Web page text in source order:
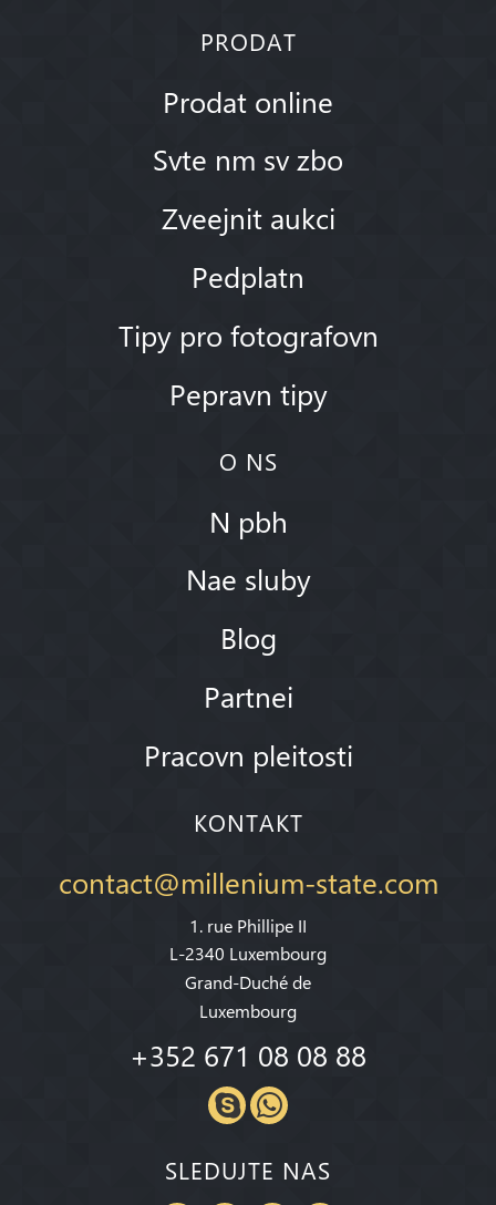
PRODAT
Prodat online
Svte nm sv zbo
Zveejnit aukci
Pedplatn
Tipy pro fotografovn
Pepravn tipy
O NS
N pbh
Nae sluby
Blog
Partnei
Pracovn pleitosti
KONTAKT
contact@millenium-state.com
1. rue Phillipe II
L-2340 Luxembourg
Grand-Duché de
Luxembourg
+352 671 08 08 88
SLEDUJTE NAS